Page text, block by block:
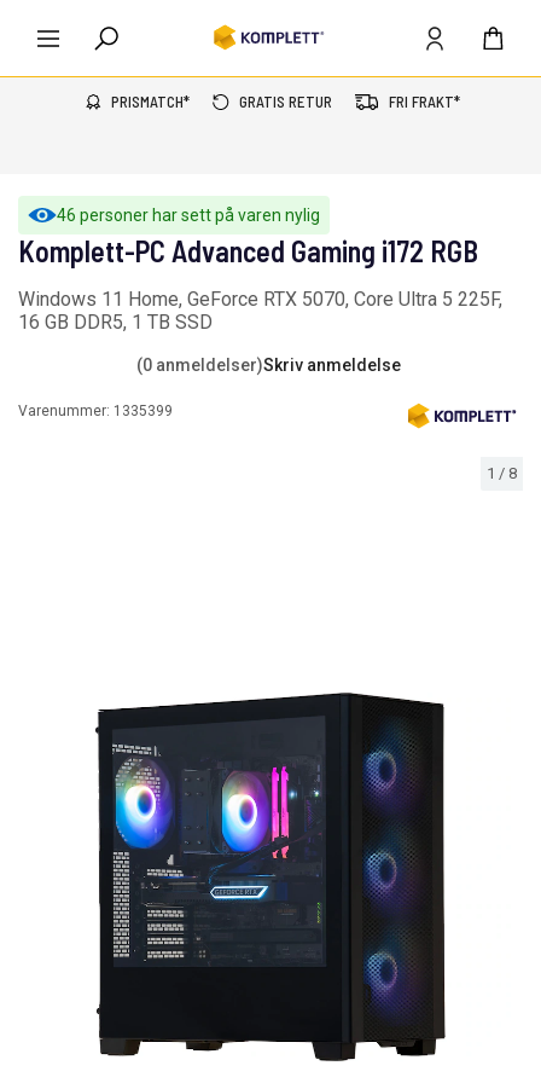
PRISMATCH* GRATIS RETUR FRI FRAKT*
46 personer har sett på varen nylig
1 / 8
Komplett-PC Advanced Gaming i172 RGB
Windows 11 Home, GeForce RTX 5070, Core Ultra 5 225F,
16 GB DDR5, 1 TB SSD
(0 anmeldelser)Skriv anmeldelse
Varenummer: 1335399